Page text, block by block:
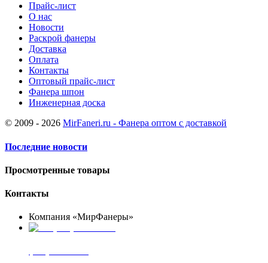
Прайс-лист
О нас
Новости
Раскрой фанеры
Доставка
Оплата
Контакты
Оптовый прайс-лист
Фанера шпон
Инженерная доска
© 2009 - 2026 MirFaneri.ru - Фанера оптом с доставкой
Последние новости
Просмотренные товары
Контакты
Компания «МирФанеры»